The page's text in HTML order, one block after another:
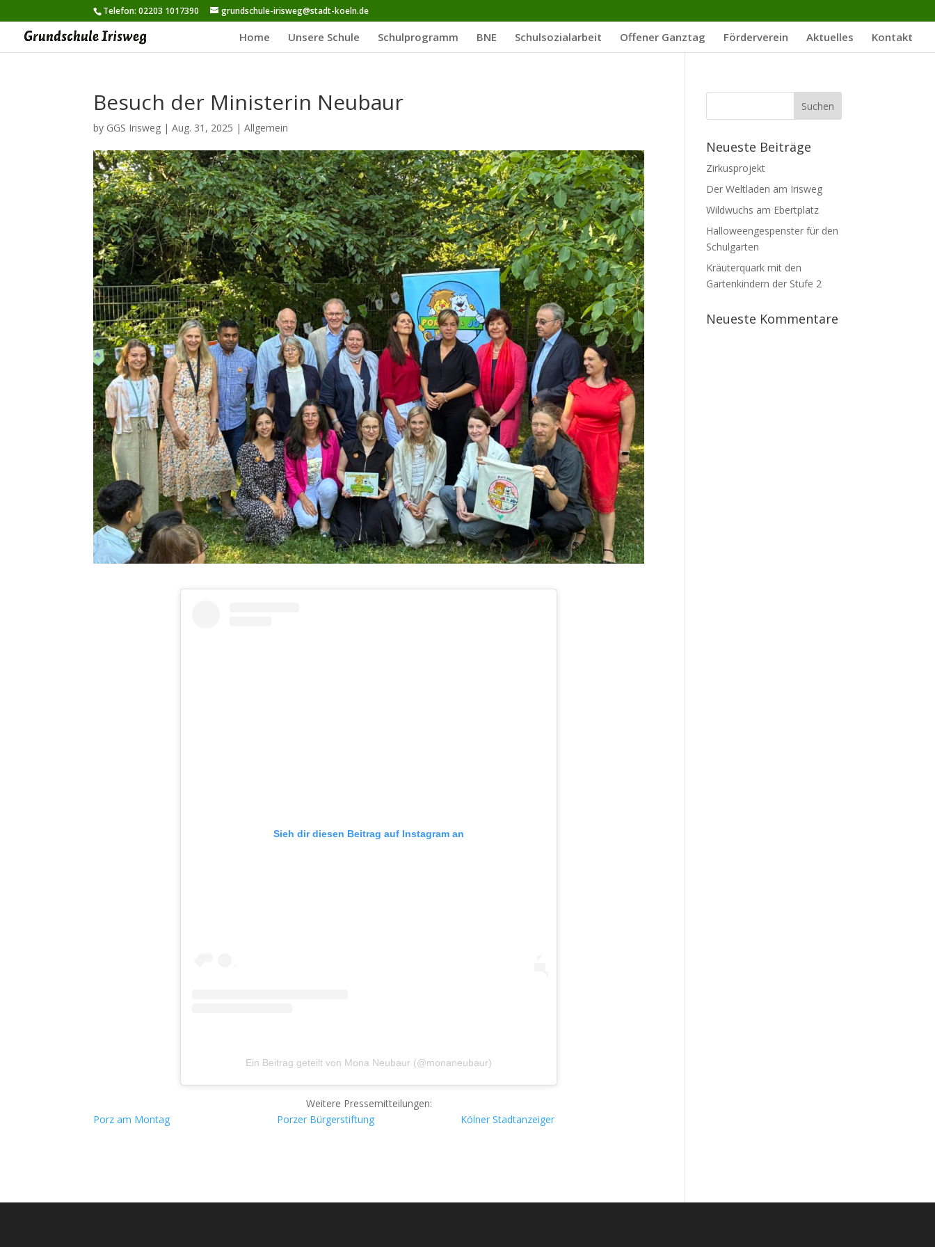
Telefon: 02203 1017390 grundschule-irisweg@stadt-koeln.de
Home Unsere Schule Schulprogramm BNE Schulsozialarbeit Offener Ganztag Förderverein Aktuelles Kontakt
Besuch der Ministerin Neubaur
by GGS Irisweg |Aug. 31, 2025 |Allgemein
Sieh dir diesen Beitrag auf Instagram an
Ein Beitrag geteilt von Mona Neubaur (@monaneubaur)
Weitere Pressemitteilungen:
Porz am Montag
Porzer Bürgerstiftung Kölner Stadtanzeiger
Neueste Beiträge
Zirkusprojekt
Der Weltladen am Irisweg
Wildwuchs am Ebertplatz
Halloweengespenster für den
Schulgarten
Kräuterquark mit den
Gartenkindern der Stufe 2
Neueste Kommentare